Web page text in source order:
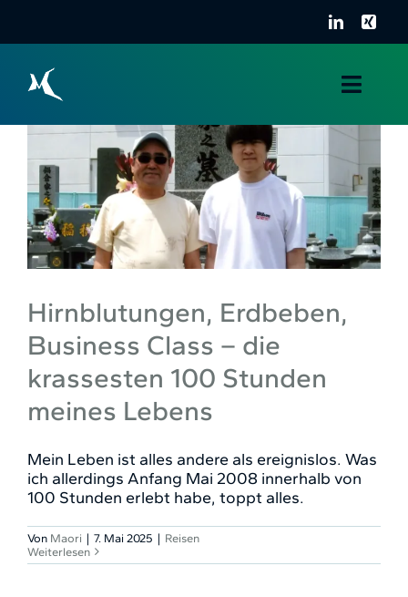
springen
Toggle
Portfolio
Kontakt
Hirnblutungen, Erdbeben,
Business Class – die
krassesten 100 Stunden
meines Lebens
Mein Leben ist alles andere als ereignislos. Was
ich allerdings Anfang Mai 2008 innerhalb von
100 Stunden erlebt habe, toppt alles.
Von Maori | 7. Mai 2025 | Reisen
Weiterlesen